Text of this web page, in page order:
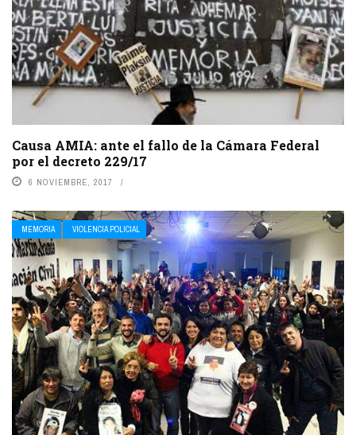
Causa AMIA: ante el fallo de la Cámara Federal
por el decreto 229/17
6 NOVIEMBRE, 2017
MEMORIA VIOLENCIA POLICIAL